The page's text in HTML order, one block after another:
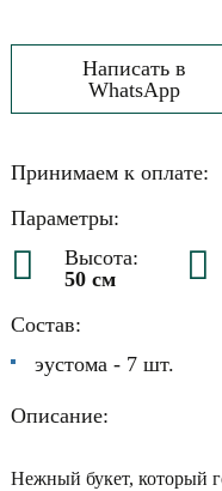
Написать в
WhatsApp
Принимаем к оплате:
Параметры:
Высота:
50 см
Состав:
эустома - 7 шт.
Описание:
Нежный букет, который